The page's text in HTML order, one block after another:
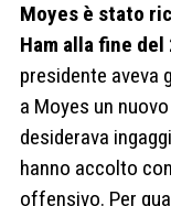
Moyes è stato
Ham alla fine del
presidente aveva
a Moyes un
desiderava
hanno accolto
offensivo. Per